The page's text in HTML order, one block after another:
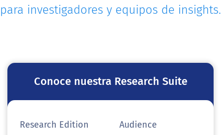
para investigadores y equipos de insights.
Conoce nuestra Research Suite
Research Edition Audience